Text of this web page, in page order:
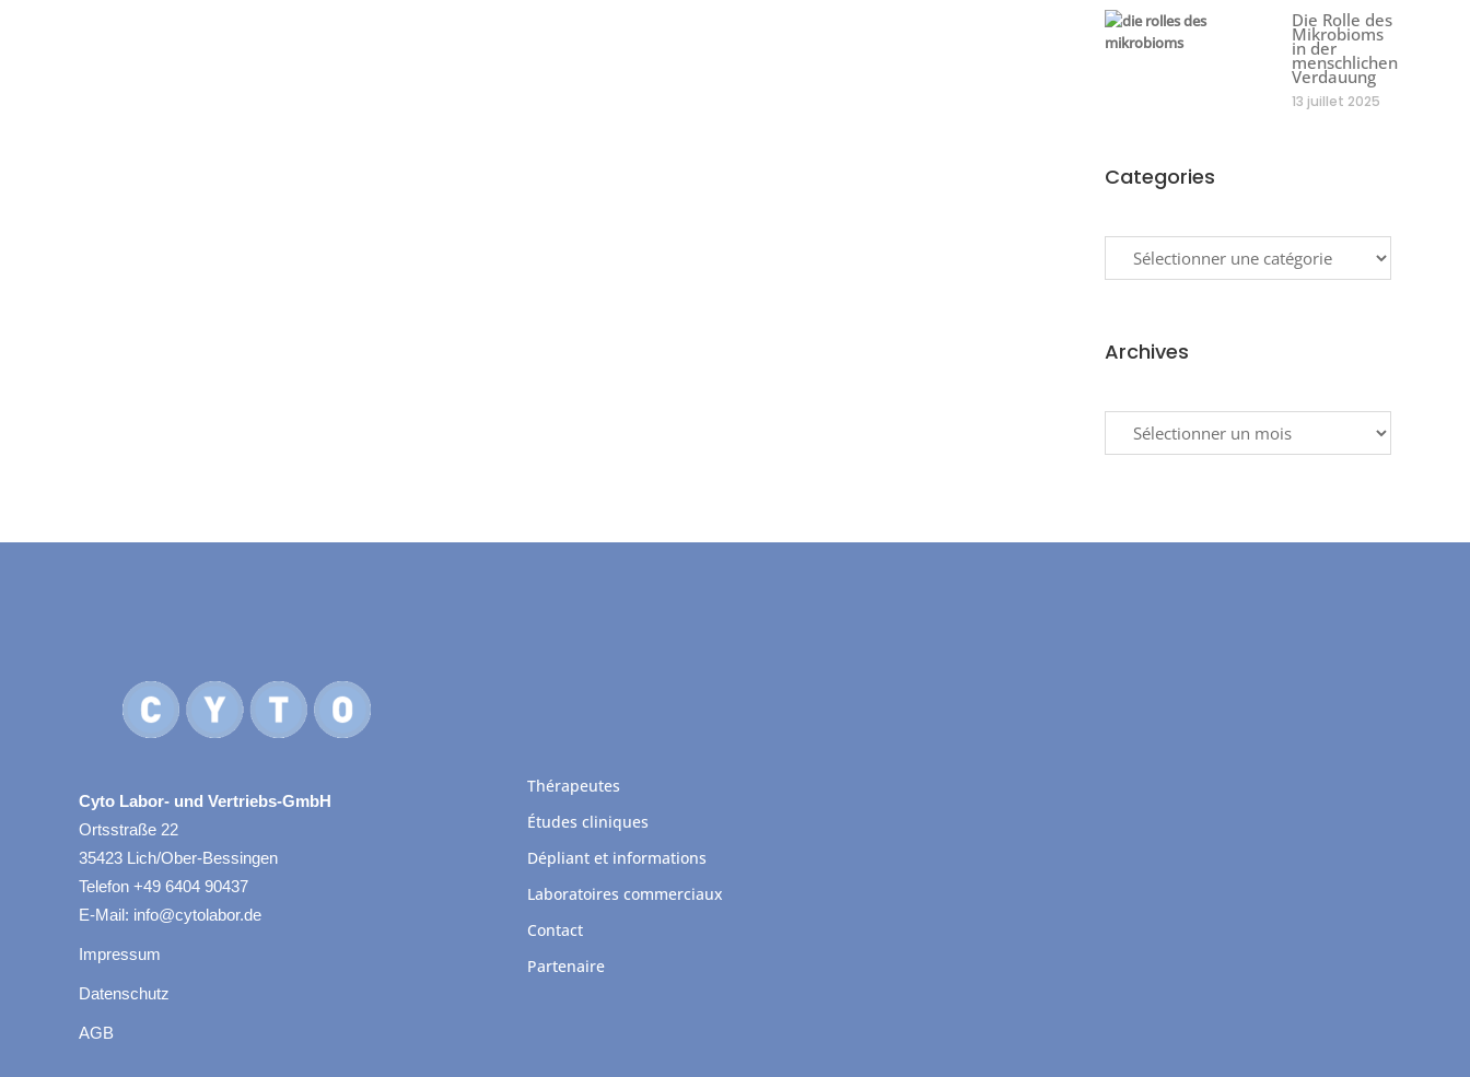
Die Rolle des
Mikrobioms
in der
menschlichen
Verdauung
13 juillet 2025
Categories
Archives
Cyto Labor- und Vertriebs-GmbH
Ortsstraße 22
35423 Lich/Ober-Bessingen
Telefon +49 6404 90437
E-Mail: info@cytolabor.de
Impressum
Datenschutz
AGB
Thérapeutes
Études cliniques
Dépliant et informations
Laboratoires commerciaux
Contact
Partenaire